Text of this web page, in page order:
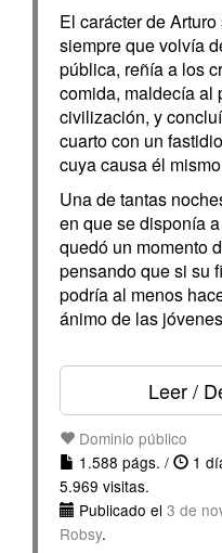
El carácter de
siempre que volvía
pública, reñía a los
comida, maldecía al
civilización, y
cuarto con un
cuya causa él
Una de tantas
en que se disponía
quedó un momento
pensando que si su
podría al menos
ánimo de las
Leer /
Dominio público
1.588 págs. /
1
5.969 visitas.
Publicado el 3 de
Robsy.